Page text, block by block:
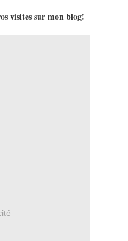
visites sur mon blog!